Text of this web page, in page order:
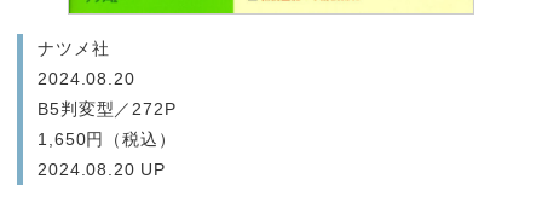
ナツメ社
2024.08.20
B5判変型／272P
1,650円（税込）
2024.08.20 UP